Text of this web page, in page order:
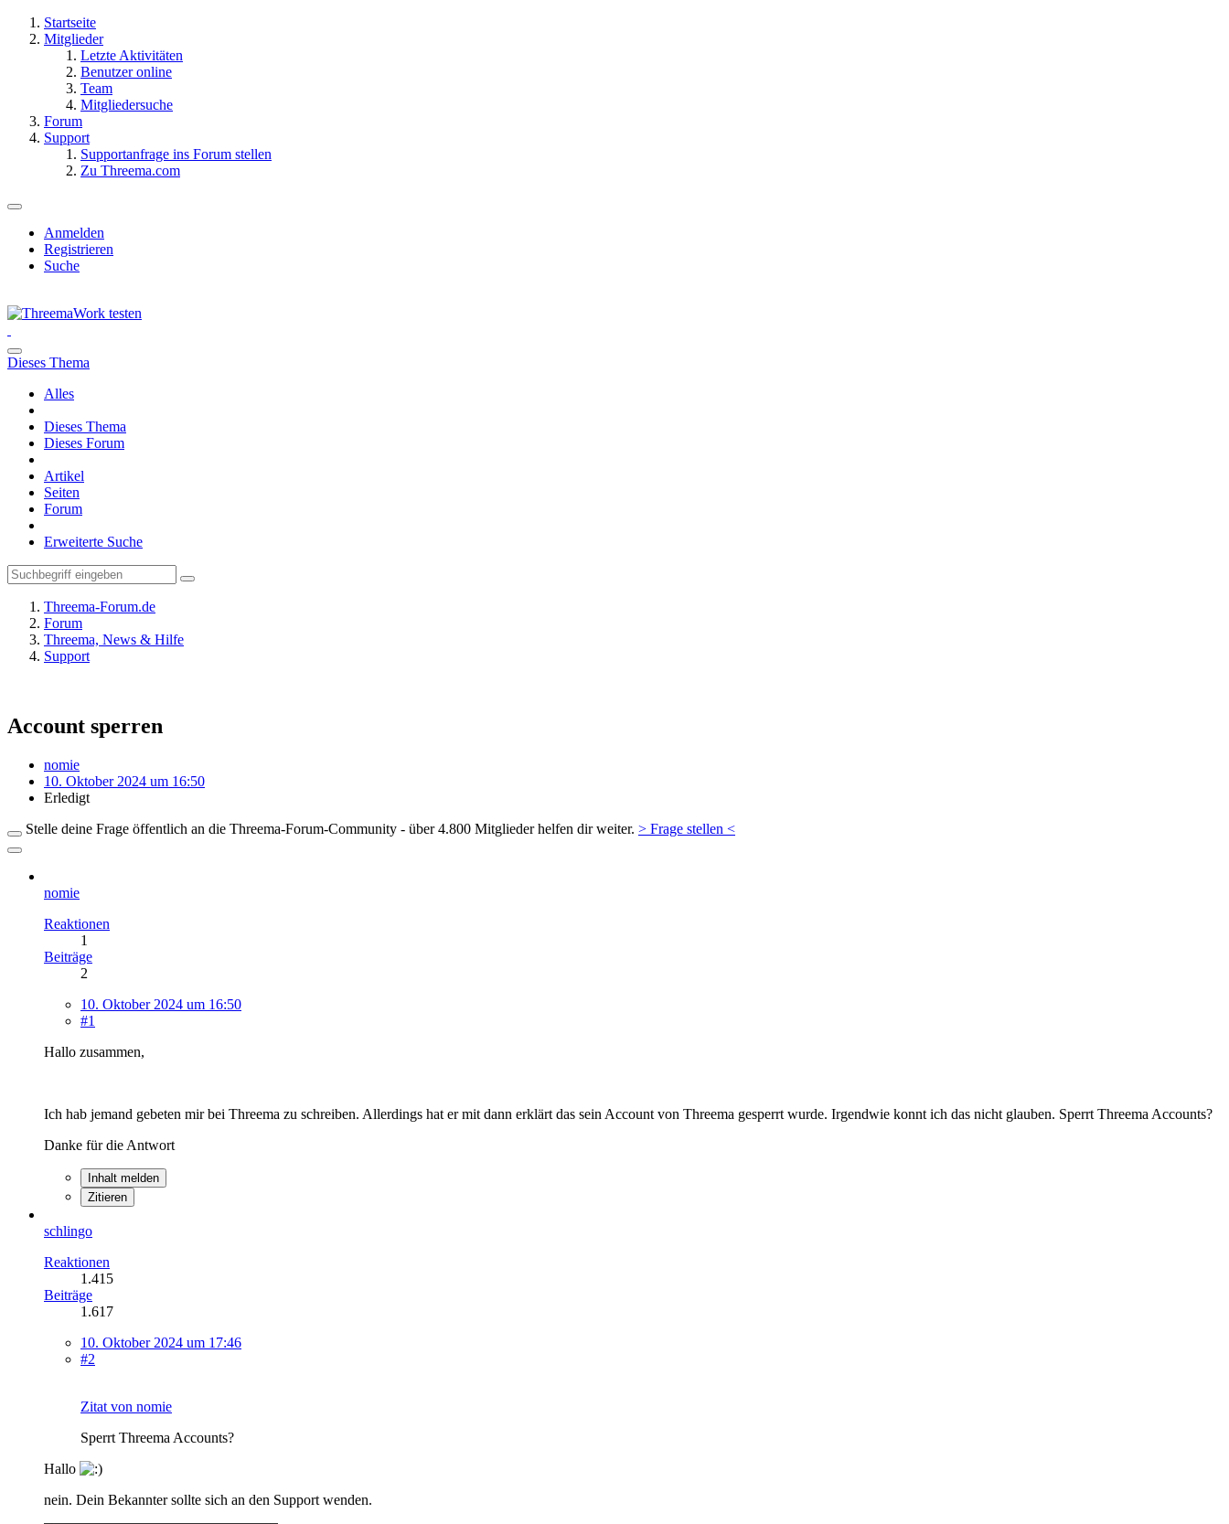
Startseite
Mitglieder
Letzte Aktivitäten
Benutzer online
Team
Mitgliedersuche
Forum
Support
Supportanfrage ins Forum stellen
Zu Threema.com
Anmelden
Registrieren
Suche
Dieses Thema
Alles
Dieses Thema
Dieses Forum
Artikel
Seiten
Forum
Erweiterte Suche
Threema-Forum.de
Forum
Threema, News & Hilfe
Support
Account sperren
nomie
10. Oktober 2024 um 16:50
Erledigt
Stelle deine Frage öffentlich an die Threema-Forum-Community - über 4.800 Mitglieder helfen dir weiter. > Frage stellen <
nomie
Reaktionen
1
Beiträge
2
10. Oktober 2024 um 16:50
#1
Hallo zusammen,
Ich hab jemand gebeten mir bei Threema zu schreiben. Allerdings hat er mit dann erklärt das sein Account von Threema gesperrt wurde. Irgendwie konnt ich das nicht glauben. Sperrt Threema Accounts?
Danke für die Antwort
Inhalt melden
Zitieren
schlingo
Reaktionen
1.415
Beiträge
1.617
10. Oktober 2024 um 17:46
#2
Zitat von nomie
Sperrt Threema Accounts?
Hallo
nein. Dein Bekannter sollte sich an den Support wenden.